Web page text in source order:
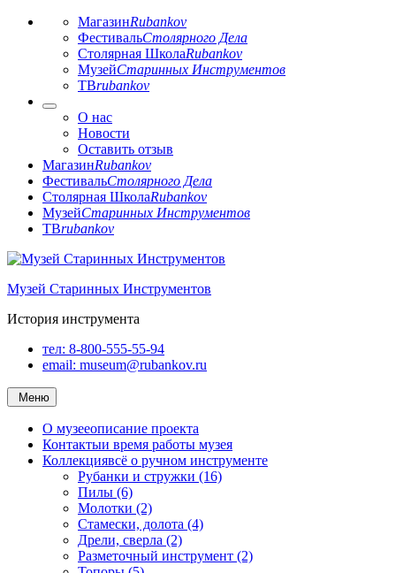
МагазинRubankov
ФестивальСтолярного Дела
Столярная ШколаRubankov
МузейСтаринных Инструментов
ТВrubankov
О нас
Новости
Оставить отзыв
МагазинRubankov
ФестивальСтолярного Дела
Столярная ШколаRubankov
МузейСтаринных Инструментов
ТВrubankov
Перейти
содержимому
Музей Старинных Инструментов
История инструмента
тел: 8-800-555-55-94
email: museum@rubankov.ru
Меню
О музееописание проекта
Контактыи время работы музея
Коллекциявсё о ручном инструменте
Рубанки и стружки (16)
Пилы (6)
Молотки (2)
Стамески, долота (4)
Дрели, сверла (2)
Разметочный инструмент (2)